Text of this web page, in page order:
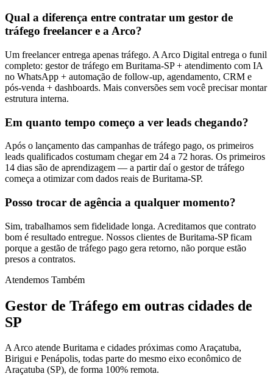
Qual a diferença entre contratar um gestor de
tráfego freelancer e a Arco?
Um freelancer entrega apenas tráfego. A Arco Digital entrega o funil
completo: gestor de tráfego em Buritama-SP + atendimento com IA
no WhatsApp + automação de follow-up, agendamento, CRM e
pós-venda + dashboards. Mais conversões sem você precisar montar
estrutura interna.
Em quanto tempo começo a ver leads chegando?
Após o lançamento das campanhas de tráfego pago, os primeiros
leads qualificados costumam chegar em 24 a 72 horas. Os primeiros
14 dias são de aprendizagem — a partir daí o gestor de tráfego
começa a otimizar com dados reais de Buritama-SP.
Posso trocar de agência a qualquer momento?
Sim, trabalhamos sem fidelidade longa. Acreditamos que contrato
bom é resultado entregue. Nossos clientes de Buritama-SP ficam
porque a gestão de tráfego pago gera retorno, não porque estão
presos a contratos.
Atendemos Também
Gestor de Tráfego em outras cidades de
SP
A Arco atende Buritama e cidades próximas como Araçatuba,
Birigui e Penápolis, todas parte do mesmo eixo econômico de
Araçatuba (SP), de forma 100% remota.